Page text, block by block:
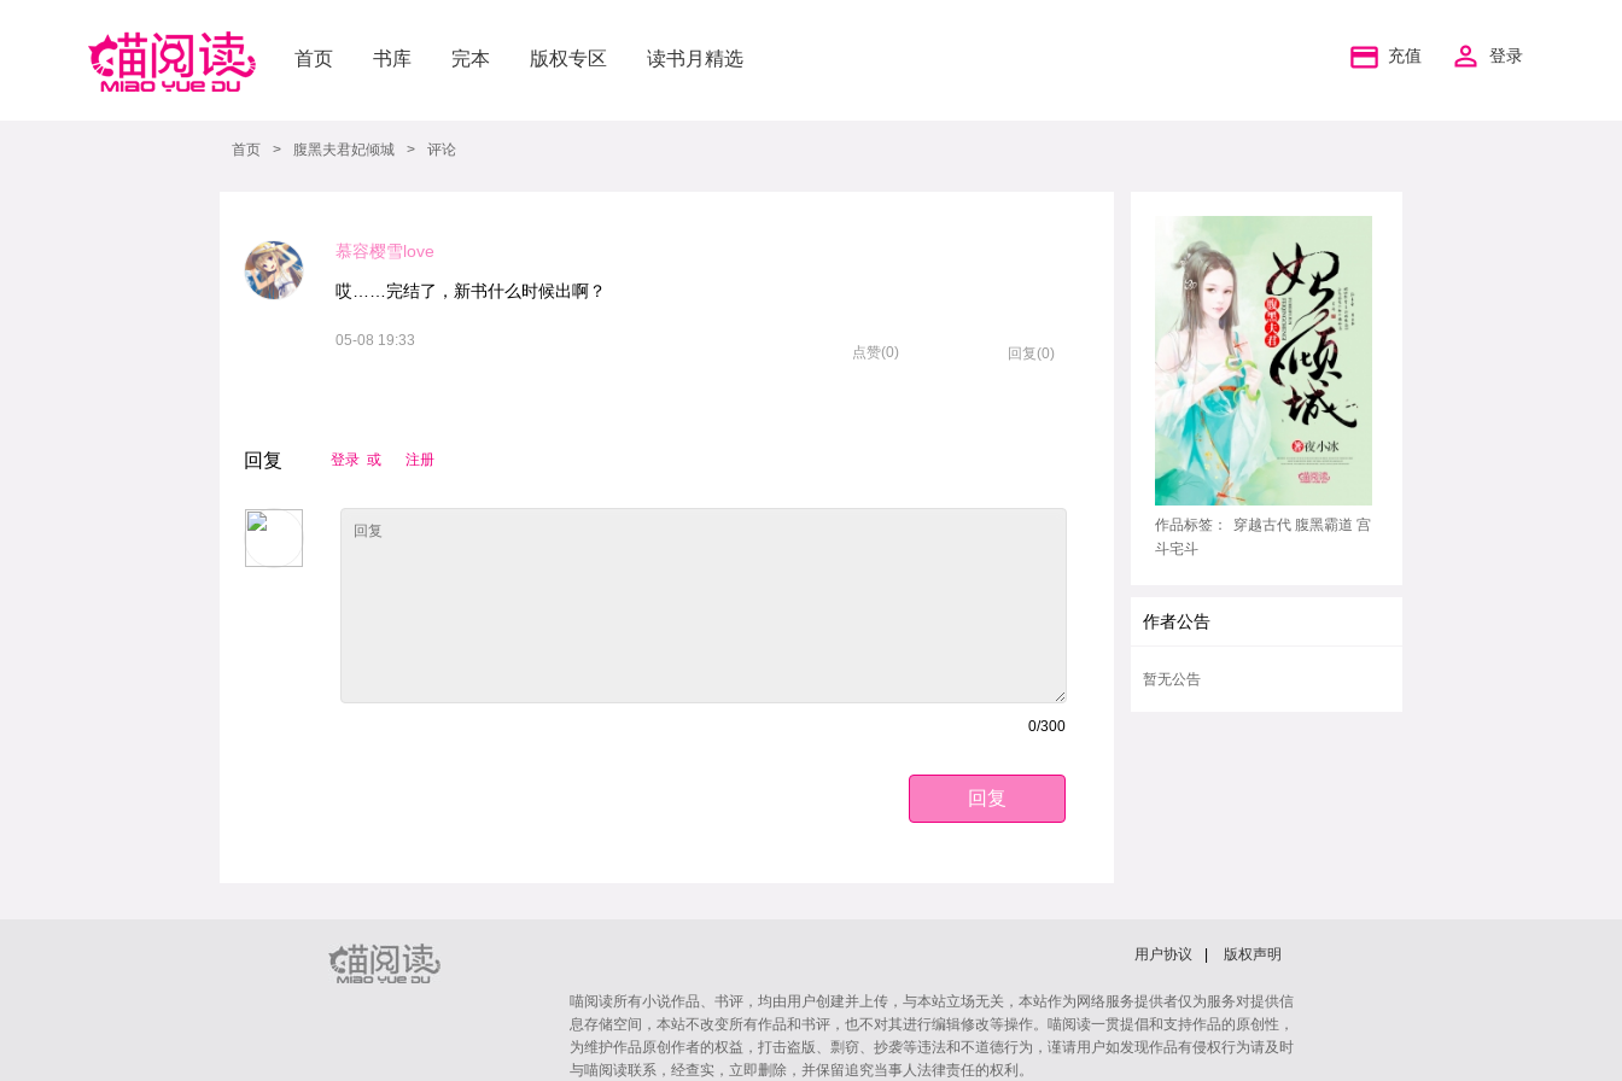
首页 书库 完本 版权专区 读书月精选 充值 登录
首页 > 腹黑夫君妃倾城 > 评论
慕容樱雪love
哎……完结了，新书什么时候出啊？
05-08 19:33
点赞(0) 回复(0)
回复 登录 或 注册
0/300
回复
作品标签：
穿越古代 腹黑霸道 宫
斗宅斗
作者公告
暂无公告
用户协议 版权声明
喵阅读所有小说作品、书评，均由用户创建并上传，与本站立场无关，本站作为网络服务提供者仅为服务对提供信
息存储空间，本站不改变所有作品和书评，也不对其进行编辑修改等操作。喵阅读一贯提倡和支持作品的原创性，
为维护作品原创作者的权益，打击盗版、剽窃、抄袭等违法和不道德行为，谨请用户如发现作品有侵权行为请及时
与喵阅读联系，经查实，立即删除，并保留追究当事人法律责任的权利。